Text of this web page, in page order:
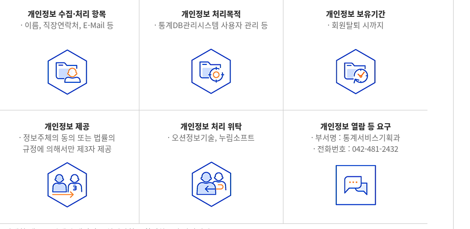
개인정보 수집·처리 항목
· 이름, 직장연락처, E-Mail 등
개인정보 처리목적
· 통계DB관리시스템 사용자 관리 등
개인정보 보유기간
· 회원탈퇴 시까지
개인정보 제공
· 정보주체의 동의 또는 법률의
규정에 의해서만 제3자 제공
개인정보 처리 위탁
· 오션정보기술, 누림소프트
개인정보 열람 등 요구
· 부서명 : 통계서비스기획과
· 전화번호 : 042-481-2432